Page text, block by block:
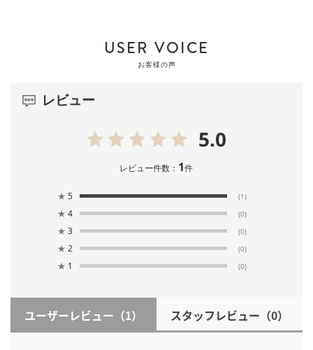
USER VOICE
お客様の声
レビュー
5.0
レビュー件数： 1件
★ 5 (1)
★ 4 (0)
★ 3 (0)
★ 2 (0)
★ 1 (0)
ユーザーレビュー （1） スタッフレビュー （0）